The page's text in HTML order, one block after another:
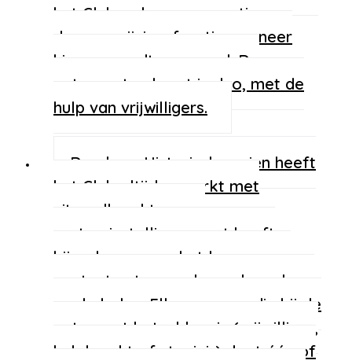
het Club ook een preventie- en
doorverwijzingsfunctie wanneer
hierom wordt gevraagd. De
ontvangst gebeurt in duo, met de
hulp van vrijwilligers.
De ploeg Historisch gezien heeft
het Club altijd gewerkt met
uitzendkrachten van
partnerinstellingen, wat heeft
bijgedragen aan het leggen van
contacten tussen de medewerkers
en de leden. Elke persoon die bij de
ontvangst betrokken is (vrijwilliger,
hulpkracht of stagiair) doet één of